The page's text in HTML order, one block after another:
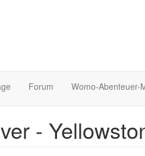
Forum Womo-Abenteuer-
-